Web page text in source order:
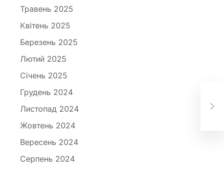
Травень 2025
Квітень 2025
Березень 2025
Лютий 2025
Січень 2025
Грудень 2024
Листопад 2024
Жовтень 2024
Вересень 2024
Серпень 2024